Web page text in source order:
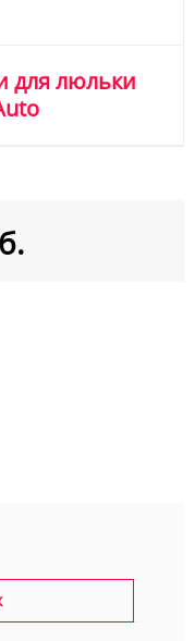
для люльки